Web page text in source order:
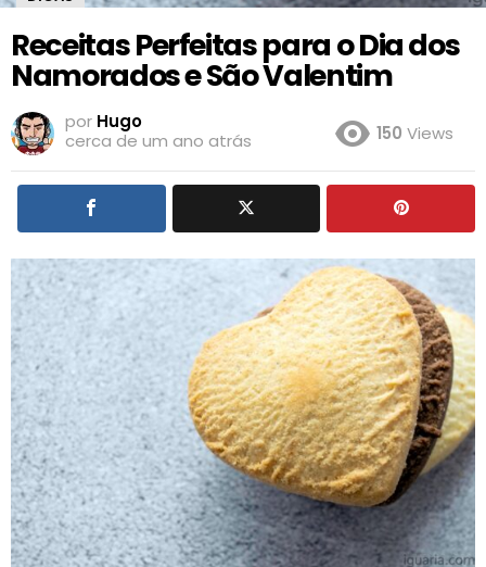
Receitas Perfeitas para o Dia dos
Namorados e São Valentim
por Hugo
cerca de um ano atrás
150 Views